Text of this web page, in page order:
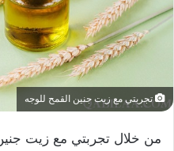
تجربتي مع زيت جنين القمح للوجه
من خلال تجربتي مع زيت